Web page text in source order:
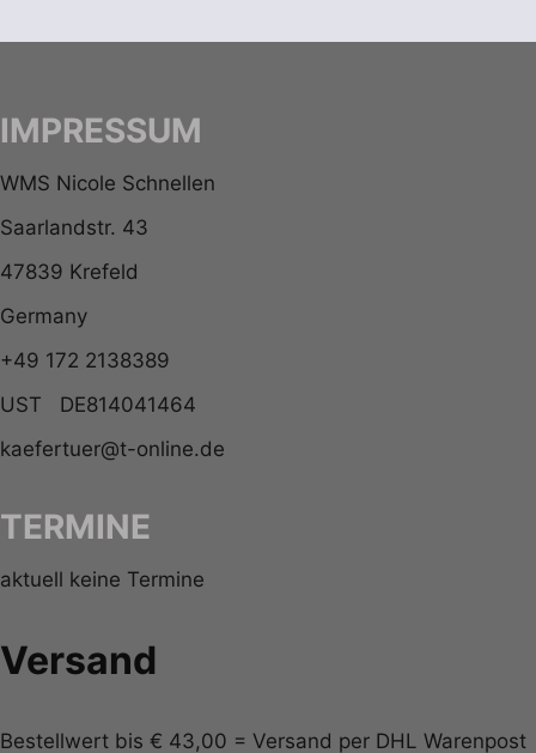
IMPRESSUM
WMS Nicole Schnellen
Saarlandstr. 43
47839 Krefeld
Germany
+49 172 2138389
UST DE814041464
kaefertuer@t-online.de
TERMINE
aktuell keine Termine
Versand
Bestellwert bis € 43,00 = Versand per DHL Warenpost